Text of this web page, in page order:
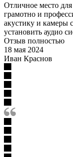
Отличное место
грамотно и
акустику и камеры
установить аудио
Отзыв полностью
18 мая 2024
Иван Краснов